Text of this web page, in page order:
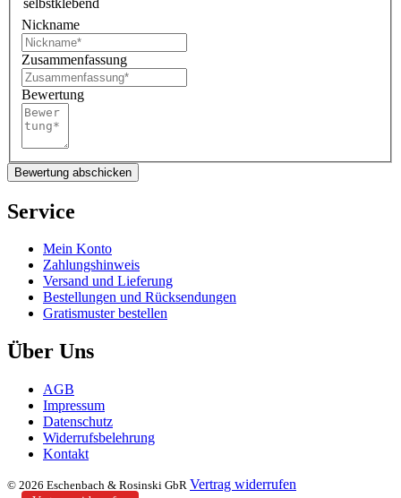
selbstklebend
Nickname
Zusammenfassung
Bewertung
Bewertung abschicken
Service
Mein Konto
Zahlungshinweis
Versand und Lieferung
Bestellungen und Rücksendungen
Gratismuster bestellen
Über Uns
AGB
Impressum
Datenschutz
Widerrufsbelehrung
Kontakt
© 2026 Eschenbach & Rosinski GbR Vertrag widerrufen